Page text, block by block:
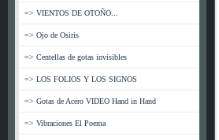
=> VIENTOS DE OTOÑO...
=> Ojo de Osiris
=> Centellas de gotas invisibles
=> LOS FOLIOS Y LOS SIGNOS
=> Gotas de Acero VIDEO Hand in Hand
=> Vibraciones El Poema